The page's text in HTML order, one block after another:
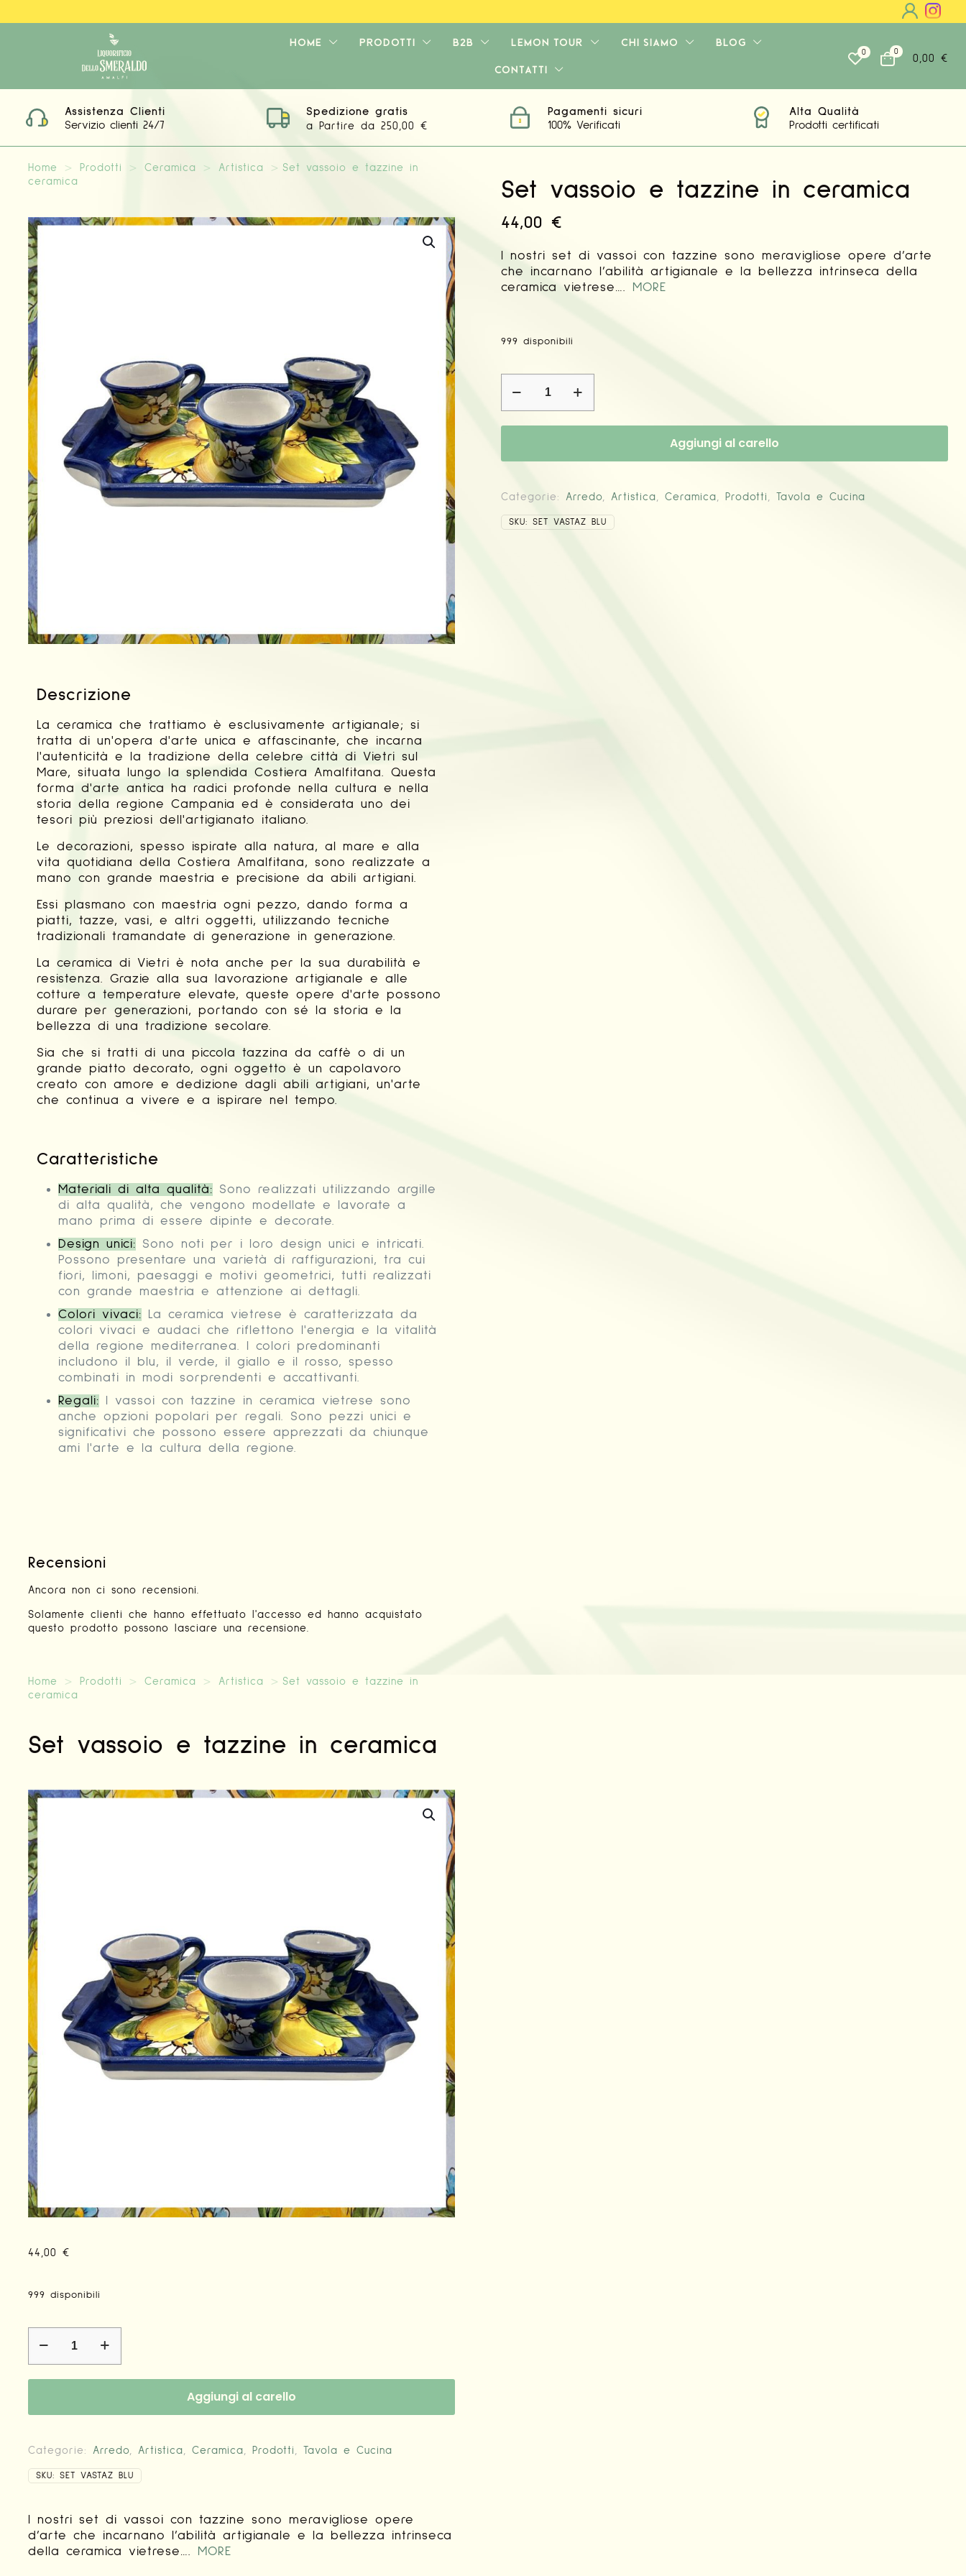
HOME PRODOTTI B2B LEMON TOUR CHI SIAMO BLOG
CONTATTI
0 0
0,00 €
Assistenza Clienti
Servizio clienti 24/7
Spedizione gratis
a Partire da 250,00 €
Pagamenti sicuri
100% Verificati
Alta Qualità
Prodotti certificati
Home > Prodotti > Ceramica > Artistica > Set vassoio e tazzine in
ceramica
Descrizione
La ceramica che trattiamo è esclusivamente artigianale; si
tratta di un'opera d'arte unica e affascinante, che incarna
l'autenticità e la tradizione della celebre città di Vietri sul
Mare, situata lungo la splendida Costiera Amalfitana. Questa
forma d'arte antica ha radici profonde nella cultura e nella
storia della regione Campania ed è considerata uno dei
tesori più preziosi dell'artigianato italiano.
Le decorazioni, spesso ispirate alla natura, al mare e alla
vita quotidiana della Costiera Amalfitana, sono realizzate a
mano con grande maestria e precisione da abili artigiani.
Essi plasmano con maestria ogni pezzo, dando forma a
piatti, tazze, vasi, e altri oggetti, utilizzando tecniche
tradizionali tramandate di generazione in generazione.
La ceramica di Vietri è nota anche per la sua durabilità e
resistenza. Grazie alla sua lavorazione artigianale e alle
cotture a temperature elevate, queste opere d'arte possono
durare per generazioni, portando con sé la storia e la
bellezza di una tradizione secolare.
Sia che si tratti di una piccola tazzina da caffè o di un
grande piatto decorato, ogni oggetto è un capolavoro
creato con amore e dedizione dagli abili artigiani, un'arte
che continua a vivere e a ispirare nel tempo.
Caratteristiche
Materiali di alta qualità: Sono realizzati utilizzando argille
di alta qualità, che vengono modellate e lavorate a
mano prima di essere dipinte e decorate.
Design unici: Sono noti per i loro design unici e intricati.
Possono presentare una varietà di raffigurazioni, tra cui
fiori, limoni, paesaggi e motivi geometrici, tutti realizzati
con grande maestria e attenzione ai dettagli.
Colori vivaci: La ceramica vietrese è caratterizzata da
colori vivaci e audaci che riflettono l'energia e la vitalità
della regione mediterranea. I colori predominanti
includono il blu, il verde, il giallo e il rosso, spesso
combinati in modi sorprendenti e accattivanti.
Regali: I vassoi con tazzine in ceramica vietrese sono
anche opzioni popolari per regali. Sono pezzi unici e
significativi che possono essere apprezzati da chiunque
ami l'arte e la cultura della regione.
Recensioni
Ancora non ci sono recensioni.
Solamente clienti che hanno effettuato l'accesso ed hanno acquistato
questo prodotto possono lasciare una recensione.
Set vassoio e tazzine in ceramica
44,00 €
I nostri set di vassoi con tazzine sono meravigliose opere d’arte
che incarnano l’abilità artigianale e la bellezza intrinseca della
ceramica vietrese…. MORE
999 disponibili
vassoio
e
quantità
Aggiungi al carello
Categorie:Arredo,Artistica,Ceramica, Prodotti , Tavola e Cucina
SKU:SET VASTAZ BLU
Home > Prodotti > Ceramica > Artistica > Set vassoio e tazzine in
ceramica
Set vassoio e tazzine in ceramica
44,00 €
999 disponibili
vassoio
quantità
Aggiungi al carello
Categorie: Arredo, Artistica Ceramica Prodotti Tavola e Cucina
SKU: SET VASTAZ BLU
I nostri set di vassoi con tazzine sono meravigliose opere
d’arte che incarnano l’abilità artigianale e la bellezza intrinseca
della ceramica vietrese….
MORE